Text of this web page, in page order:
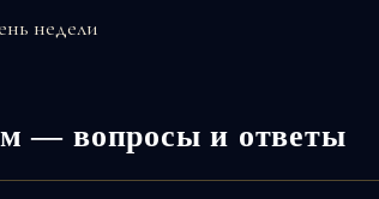
недели
— вопросы и ответы